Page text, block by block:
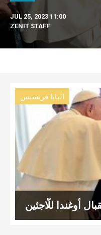
JUL 25, 2023 11:00
ZENIT STAFF
البابا فرنسيس
أوغندا للّاجئين